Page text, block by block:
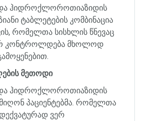
ჰიდროქლოროთიაზიდის
ტაბლეტების კომბინაცია
, რომელთა სისხლის წნევაც
კონტროლდება მხოლოდ
.
მეთოდი
ჰიდროქლოროთიაზიდის
პაციენტებმა. რომელთა
ვერ